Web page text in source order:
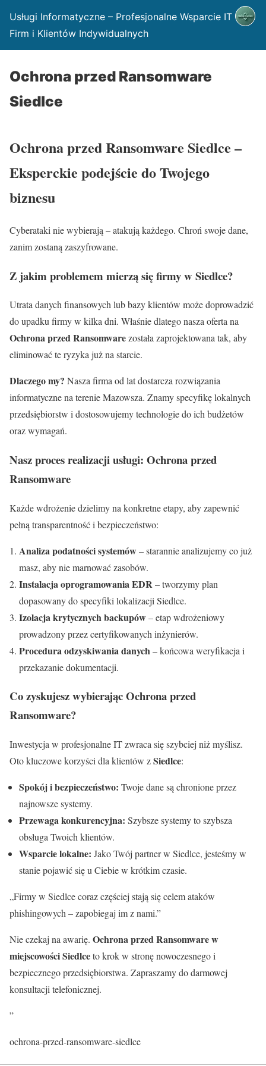
Usługi Informatyczne – Profesjonalne Wsparcie IT dla
Firm i Klientów Indywidualnych
Ochrona przed Ransomware
Siedlce
Ochrona przed Ransomware Siedlce –
Eksperckie podejście do Twojego
biznesu
Cyberataki nie wybierają – atakują każdego. Chroń swoje dane,
zanim zostaną zaszyfrowane.
Z jakim problemem mierzą się firmy w Siedlce?
Utrata danych finansowych lub bazy klientów może doprowadzić
do upadku firmy w kilka dni. Właśnie dlatego nasza oferta na
Ochrona przed Ransomwarezostała zaprojektowana tak, aby
eliminować te ryzyka już na starcie.
Dlaczego my? Nasza firma od lat dostarcza rozwiązania
informatyczne na terenie Mazowsza. Znamy specyfikę lokalnych
przedsiębiorstw i dostosowujemy technologie do ich budżetów
oraz wymagań.
Nasz proces realizacji usługi: Ochrona przed
Ransomware
Każde wdrożenie dzielimy na konkretne etapy, aby zapewnić
pełną transparentność i bezpieczeństwo:
Analiza podatności systemów– starannie analizujemy co już
masz, aby nie marnować zasobów.
Instalacja oprogramowania EDR– tworzymy plan
dopasowany do specyfiki lokalizacji Siedlce.
Izolacja krytycznych backupów– etap wdrożeniowy
prowadzony przez certyfikowanych inżynierów.
Procedura odzyskiwania danych– końcowa weryfikacja i
przekazanie dokumentacji.
Co zyskujesz wybierając Ochrona przed
Ransomware?
Inwestycja w profesjonalne IT zwraca się szybciej niż myślisz.
Oto kluczowe korzyści dla klientów zSiedlce:
Spokój i bezpieczeństwo: Twoje dane są chronione przez
najnowsze systemy.
Przewaga konkurencyjna: Szybsze systemy to szybsza
obsługa Twoich klientów.
Wsparcie lokalne: Jako Twój partner w Siedlce, jesteśmy w
stanie pojawić się u Ciebie w krótkim czasie.
„Firmy w Siedlce coraz częściej stają się celem ataków
phishingowych – zapobiegaj im z nami.”
Nie czekaj na awarię. Ochrona przed Ransomware w
miejscowości Siedlceto krok w stronę nowoczesnego i
bezpiecznego przedsiębiorstwa. Zapraszamy do darmowej
konsultacji telefonicznej.
”
ochrona-przed-ransomware-siedlce